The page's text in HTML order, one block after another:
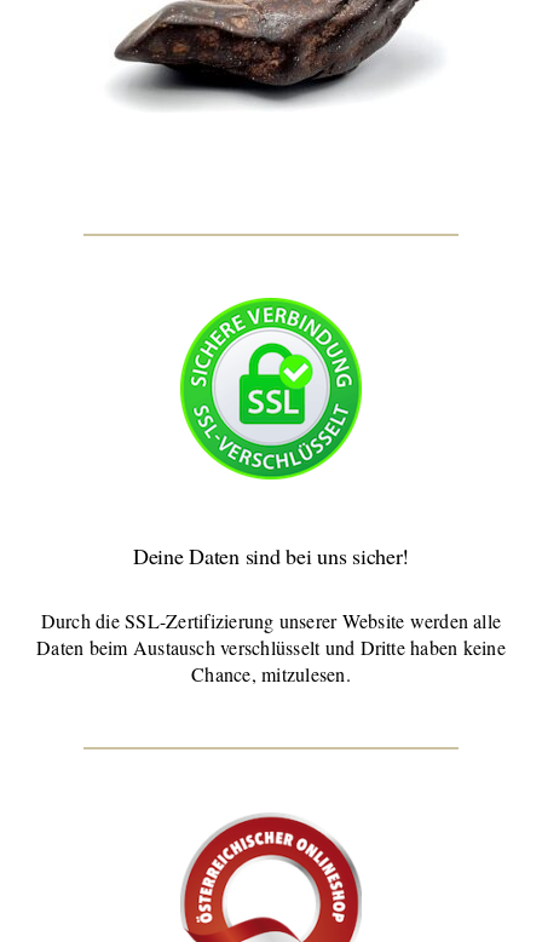
Deine Daten sind bei uns sicher!
Durch die SSL-Zertifizierung unserer Website werden alle
Daten beim Austausch verschlüsselt und Dritte haben keine
Chance, mitzulesen.